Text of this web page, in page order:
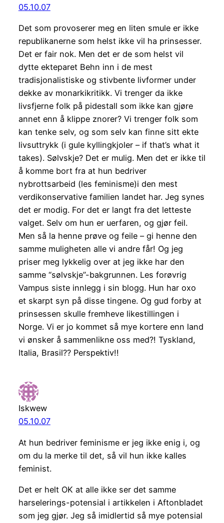
05.10.07
Det som provoserer meg en liten smule er ikke
republikanerne som helst ikke vil ha prinsesser.
Det er fair nok. Men det er de som helst vil
dytte ekteparet Behn inn i de mest
tradisjonalistiske og stivbente livformer under
dekke av monarkikritikk. Vi trenger da ikke
livsfjerne folk på pidestall som ikke kan gjøre
annet enn å klippe znorer? Vi trenger folk som
kan tenke selv, og som selv kan finne sitt ekte
livsuttrykk (i gule kyllingkjoler – if that’s what it
takes). Sølvskje? Det er mulig. Men det er ikke til
å komme bort fra at hun bedriver
nybrottsarbeid (les feminisme)i den mest
verdikonservative familien landet har. Jeg synes
det er modig. For det er langt fra det letteste
valget. Selv om hun er uerfaren, og gjør feil.
Men så la henne prøve og feile – gi henne den
samme muligheten alle vi andre får! Og jeg
priser meg lykkelig over at jeg ikke har den
samme “sølvskje”-bakgrunnen. Les forøvrig
Vampus siste innlegg i sin blogg. Hun har oxo
et skarpt syn på disse tingene. Og gud forby at
prinsessen skulle fremheve likestillingen i
Norge. Vi er jo kommet så mye kortere enn land
vi ønsker å sammenlikne oss med?! Tyskland,
Italia, Brasil?? Perspektiv!!
Iskwew
05.10.07
At hun bedriver feminisme er jeg ikke enig i, og
om du la merke til det, så vil hun ikke kalles
feminist.
Det er helt OK at alle ikke ser det samme
harselerings-potensial i artikkelen i Aftonbladet
som jeg gjør. Jeg så imidlertid så mye potensial